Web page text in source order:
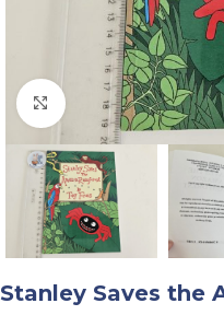
Faceți click pentru a
Stanley Saves the